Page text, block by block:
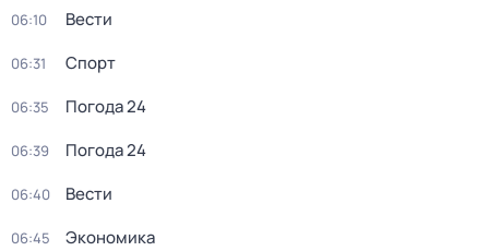
06:10 Вести
06:31 Спорт
06:35 Погода 24
06:39 Погода 24
06:40 Вести
06:45 Экономика